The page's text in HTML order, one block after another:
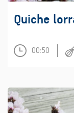
Quiche
00:50